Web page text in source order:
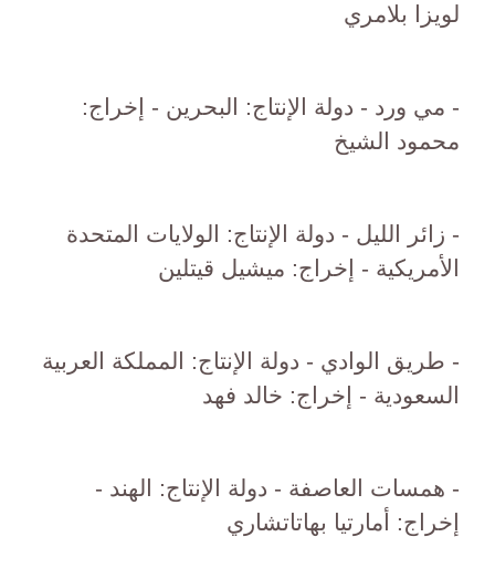
لويزا بلامري
- مي ورد - دولة الإنتاج: البحرين - إخراج:
محمود الشيخ
- زائر الليل - دولة الإنتاج: الولايات المتحدة
الأمريكية - إخراج: ميشيل قيتلين
- طريق الوادي - دولة الإنتاج: المملكة العربية
السعودية - إخراج: خالد فهد
- همسات العاصفة - دولة الإنتاج: الهند -
إخراج: أمارتيا بهاتاتشاري